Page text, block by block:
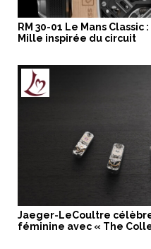
RM 30-01 Le Mans
Mille inspirée du circuit
Jaeger-LeCoultre
féminine avec « The